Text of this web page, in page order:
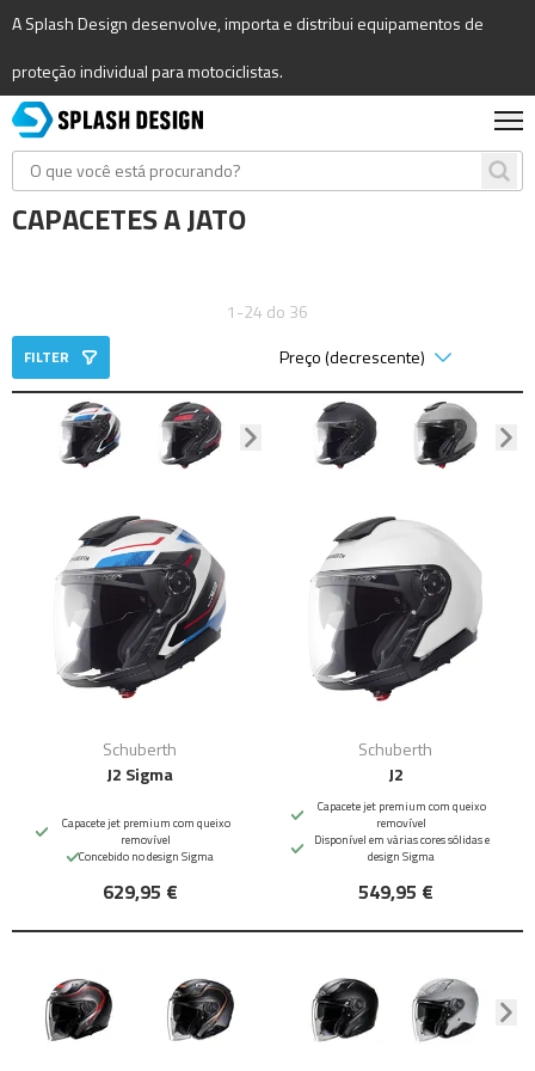
A Splash Design desenvolve, importa e distribui equipamentos de
proteção individual para motociclistas.
CAPACETES A JATO
1-24 do 36
FILTER
Schuberth
J2 Sigma
Capacete jet premium com queixo
removível
Concebido no design Sigma
629,95 €
Schuberth
J2
Capacete jet premium com queixo
removível
Disponível em várias cores sólidas e
design Sigma
549,95 €